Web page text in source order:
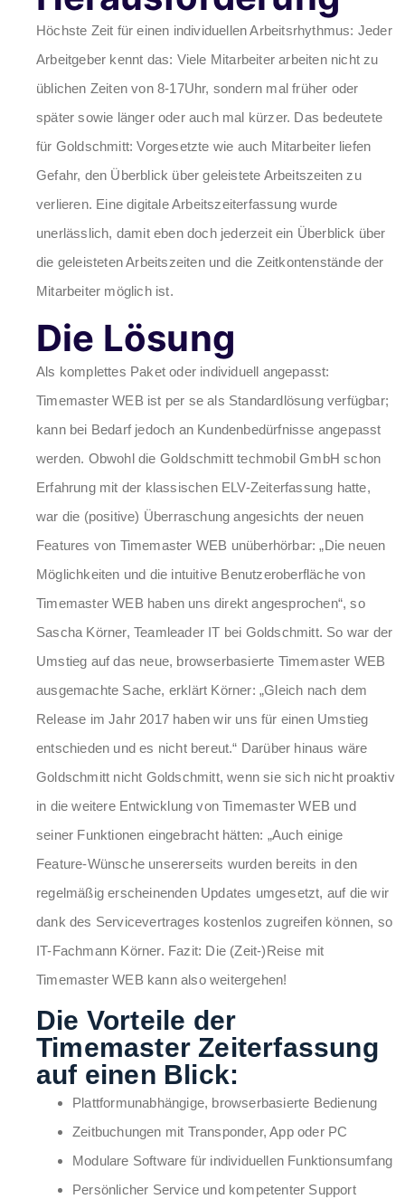
Höchste Zeit für einen individuellen Arbeitsrhythmus: Jeder
Arbeitgeber kennt das: Viele Mitarbeiter arbeiten nicht zu
üblichen Zeiten von 8-17Uhr, sondern mal früher oder
später sowie länger oder auch mal kürzer. Das bedeutete
für Goldschmitt: Vorgesetzte wie auch Mitarbeiter liefen
Gefahr, den Überblick über geleistete Arbeitszeiten zu
verlieren. Eine digitale Arbeitszeiterfassung wurde
unerlässlich, damit eben doch jederzeit ein Überblick über
die geleisteten Arbeitszeiten und die Zeitkontenstände der
Mitarbeiter möglich ist.
Die Lösung
Als komplettes Paket oder individuell angepasst:
Timemaster WEB ist per se als Standardlösung verfügbar;
kann bei Bedarf jedoch an Kundenbedürfnisse angepasst
werden. Obwohl die Goldschmitt techmobil GmbH schon
Erfahrung mit der klassischen ELV-Zeiterfassung hatte,
war die (positive) Überraschung angesichts der neuen
Features von Timemaster WEB unüberhörbar: „Die neuen
Möglichkeiten und die intuitive Benutzeroberfläche von
Timemaster WEB haben uns direkt angesprochen“, so
Sascha Körner, Teamleader IT bei Goldschmitt. So war der
Umstieg auf das neue, browserbasierte Timemaster WEB
ausgemachte Sache, erklärt Körner: „Gleich nach dem
Release im Jahr 2017 haben wir uns für einen Umstieg
entschieden und es nicht bereut.“ Darüber hinaus wäre
Goldschmitt nicht Goldschmitt, wenn sie sich nicht proaktiv
in die weitere Entwicklung von Timemaster WEB und
seiner Funktionen eingebracht hätten: „Auch einige
Feature-Wünsche unsererseits wurden bereits in den
regelmäßig erscheinenden Updates umgesetzt, auf die wir
dank des Servicevertrages kostenlos zugreifen können, so
IT-Fachmann Körner. Fazit: Die (Zeit-)Reise mit
Timemaster WEB kann also weitergehen!
Die Vorteile der
Timemaster Zeiterfassung
auf einen Blick:
Plattformunabhängige, browserbasierte Bedienung
Zeitbuchungen mit Transponder, App oder PC
Modulare Software für individuellen Funktionsumfang
Persönlicher Service und kompetenter Support